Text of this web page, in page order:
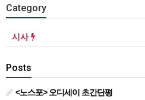
Category
시사
Posts
<노스포> 오디세이 초간단평